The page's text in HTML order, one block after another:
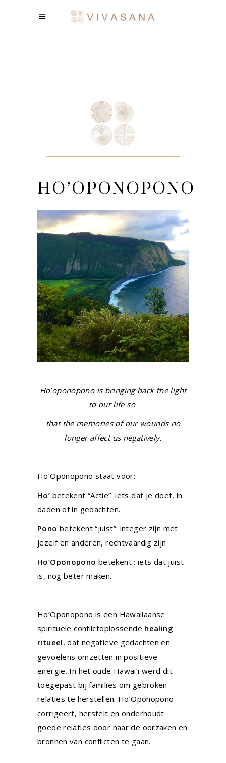
HO’OPONOPONO
Ho’oponopono is bringing back the light
to our life so
that the memories of our wounds no
longer affect us negatively.
Ho’Oponopono staat voor:
Ho’ betekent “Actie”: iets dat je doet, in
daden of in gedachten.
Pono betekent “juist”: integer zijn met
jezelf en anderen, rechtvaardig zijn
Ho’Oponopono betekent : iets dat juist
is, nog beter maken.
Ho’Oponopono is een Hawaiiaanse
spirituele conflictoplossende healing
ritueel, dat negatieve gedachten en
gevoelens omzetten in positieve
energie. In het oude Hawai’i werd dit
toegepast bij families om gebroken
relaties te herstellen. Ho’Oponopono
corrigeert, herstelt en onderhoudt
goede relaties door naar de oorzaken en
bronnen van conflicten te gaan.